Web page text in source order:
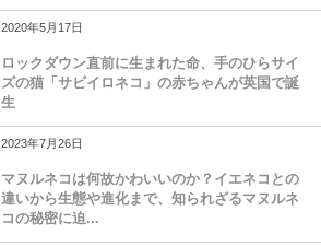
2020年5月17日
ロックダウン直前に生まれた命、手のひらサイ
ズの猫「サビイロネコ」の赤ちゃんが英国で誕
生
2023年7月26日
マヌルネコは何故かわいいのか？イエネコとの
違いから生態や進化まで、知られざるマヌルネ
コの秘密に迫...